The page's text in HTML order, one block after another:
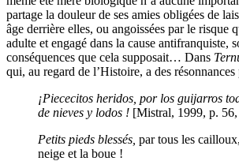
partage la douleur de ses amies obligées de
âge derrière elles, ou angoissées par le risque
adulte et engagé dans la cause antifranquiste,
conséquences que cela supposait… Dans
qui, au regard de l’Histoire, a des
¡Piececitos heridos, por los guijarros
de nieves y lodos ! [Mistral, 1999, p.
Petits pieds blessés, par tous les cailloux,
neige et la boue !